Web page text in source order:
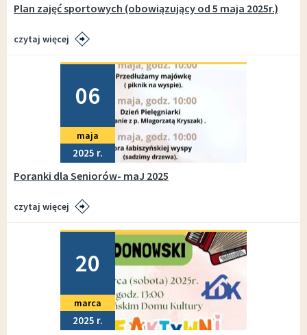
Plan zajęć sportowych (obowiązujący od 5 maja 2025r.)
czytaj więcej
06
maja
2025
Poranki dla Seniorów- maJ 2025
czytaj więcej
20
marca
2025